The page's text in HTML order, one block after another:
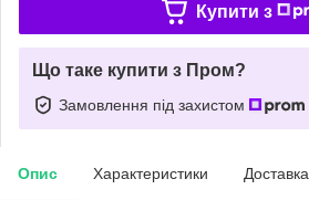
Купити з
Що таке купити з Пром?
Замовлення під захистом
Опис Характеристики Доставка